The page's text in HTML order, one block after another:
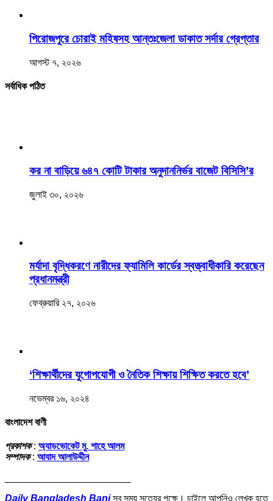
পিরোজপুরে চোরাই মহিষসহ আন্তঃজেলা ডাকাত সর্দার গ্রেপ্তার
আগস্ট ৭, ২০২৬
সর্বাধিক পঠিত
কর না বাড়িয়ে ৬৪৭ কোটি টাকার অনুদাননির্ভর বাজেট বিসিসি’র
জুলাই ৩০, ২০২৬
মর্যাদা বৃদ্ধিকরণে নারীদের ফ্যামিলি কার্ডের স্বত্ত্বাধীকারি করেছেন
প্রধানমন্ত্রী
ফেব্রুয়ারি ২৭, ২০২৬
‘শিক্ষার্থীদের যুগোপযোগী ও নৈতিক শিক্ষায় শিক্ষিত করতে হবে’
নভেম্বর ১৬, ২০২৪
বাংলাদেশ বাণী
প্রকাশক: অ্যাডভোকেট মু. শাহে আলম
সম্পাদক: আযাদ আলাউদ্দীন
Daily Bangladesh Baniসব সময় সত্যের পক্ষে। চাইলে আপনিও লেখক হতে